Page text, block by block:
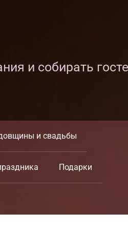
и собирать
и свадьбы
Подарки